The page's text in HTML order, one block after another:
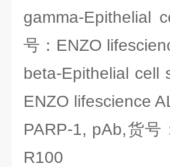
gamma-Epithelial
号：ENZO
beta-Epithelial cell
ENZO lifescience
PARP-1, pAb,货号
R100